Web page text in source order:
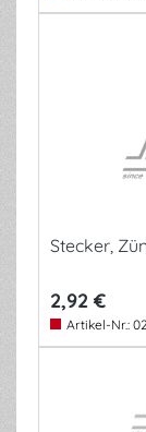
Stecker,
2,92 €
Artikel-Nr.: